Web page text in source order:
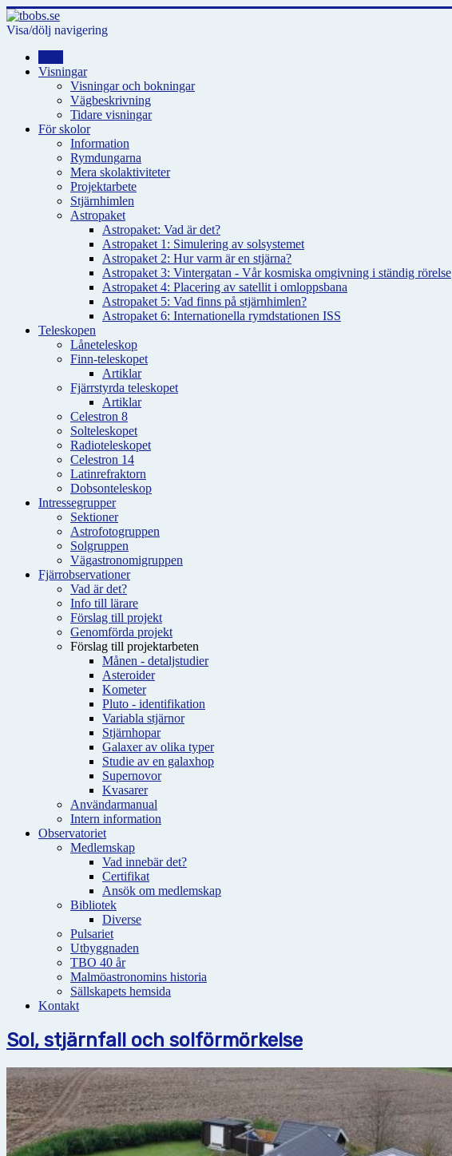
Visa/dölj navigering
Visningar
Visningar och bokningar
Vägbeskrivning
Tidare visningar
För skolor
Information
Rymdungarna
Mera skolaktiviteter
Projektarbete
Stjärnhimlen
Astropaket
Astropaket: Vad är det?
Astropaket 1: Simulering av solsystemet
Astropaket 2: Hur varm är en stjärna?
Astropaket 3: Vintergatan - Vår kosmiska omgivning i ständig rörelse
Astropaket 4: Placering av satellit i omloppsbana
Astropaket 5: Vad finns på stjärnhimlen?
Astropaket 6: Internationella rymdstationen ISS
Teleskopen
Låneteleskop
Finn-teleskopet
Artiklar
Fjärrstyrda teleskopet
Artiklar
Celestron 8
Solteleskopet
Radioteleskopet
Celestron 14
Latinrefraktorn
Dobsonteleskop
Intressegrupper
Sektioner
Astrofotogruppen
Solgruppen
Vägastronomigruppen
Fjärrobservationer
Vad är det?
Info till lärare
Förslag till projekt
Genomförda projekt
Förslag till projektarbeten
Månen - detaljstudier
Asteroider
Kometer
Pluto - identifikation
Variabla stjärnor
Stjärnhopar
Galaxer av olika typer
Studie av en galaxhop
Supernovor
Kvasarer
Användarmanual
Intern information
Observatoriet
Medlemskap
Vad innebär det?
Certifikat
Ansök om medlemskap
Bibliotek
Diverse
Pulsariet
Utbyggnaden
TBO 40 år
Malmöastronomins historia
Sällskapets hemsida
Kontakt
Sol, stjärnfall och solförmörkelse